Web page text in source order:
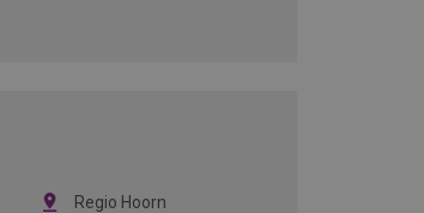
Regio Hoorn